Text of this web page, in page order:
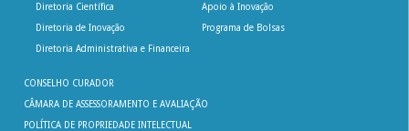
Diretoria Científica
Diretoria de Inovação
Diretoria Administrativa e Financeira
Apoio à Inovação
Programa de Bolsas
CONSELHO CURADOR
CÂMARA DE ASSESSORAMENTO E AVALIAÇÃO
POLÍTICA DE PROPRIEDADE INTELECTUAL